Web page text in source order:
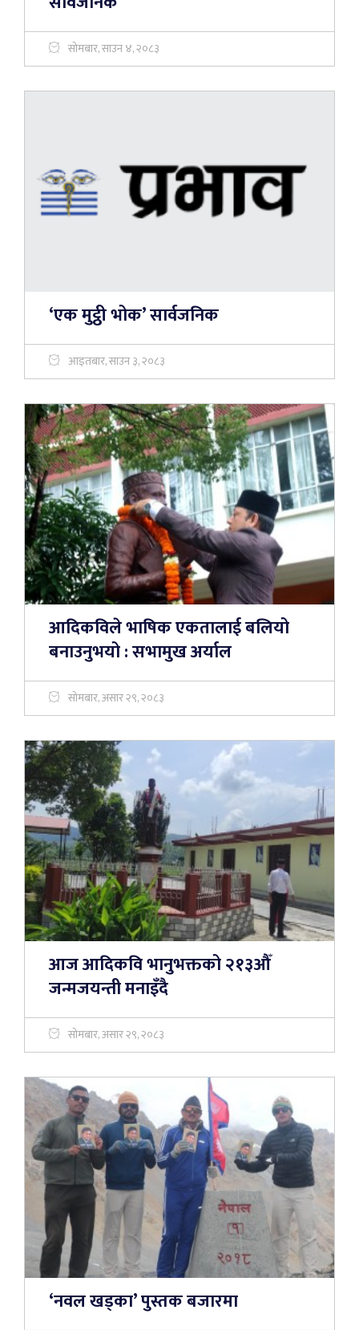
सोमबार, साउन ४, २०८३
‘एक मुट्ठी भोक’ सार्वजनिक
आइतबार, साउन ३, २०८३
आदिकविले भाषिक एकतालाई बलियो
बनाउनुभयो : सभामुख अर्याल
सोमबार, असार २९, २०८३
आज आदिकवि भानुभक्तको २१३औँ
जन्मजयन्ती मनाइँदै
सोमबार, असार २९, २०८३
‘नवल खड्का’ पुस्तक बजारमा